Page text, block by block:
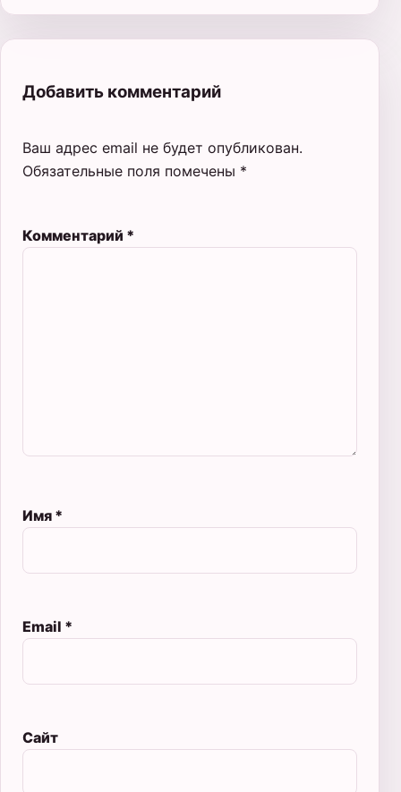
Добавить комментарий
Ваш адрес email не будет опубликован.
Обязательные поля помечены *
Комментарий *
Имя *
Email *
Сайт